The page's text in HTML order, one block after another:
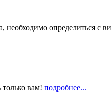
необходимо определиться с
вам! подробнее...